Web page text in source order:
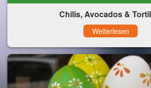
Chilis, Avocados &
Weiterlesen